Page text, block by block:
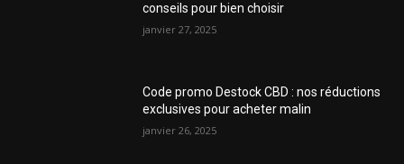
conseils pour bien choisir
janvier 27, 2025
Code promo Destock CBD : nos réductions
exclusives pour acheter malin
janvier 26, 2025